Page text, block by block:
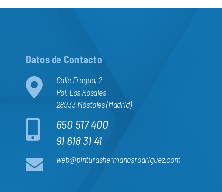
Datos de Contacto
Calle Fragua, 2
Pol. Los Rosales
28933 Móstoles (Madrid)
650 517 400
91 618 31 41
web@pinturashermanosrodriguez.com